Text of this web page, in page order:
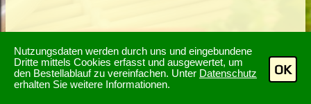
Nutzungsdaten werden durch uns und eingebundene
Dritte mittels Cookies erfasst und ausgewertet, um
den Bestellablauf zu vereinfachen. Unter Datenschutz
erhalten Sie weitere Informationen.
OK